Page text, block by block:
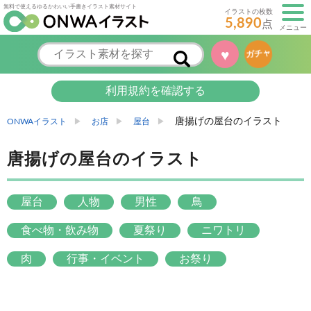
無料で使えるゆるかわいい手書きイラスト素材サイト
イラストの枚数
5,890点 メニュー
♥ ガチャ
利用規約を確認する
ONWAイラスト お店 屋台 唐揚げの屋台のイラスト
唐揚げの屋台のイラスト
屋台 人物 男性 鳥
食べ物・飲み物 夏祭り ニワトリ
肉 行事・イベント お祭り